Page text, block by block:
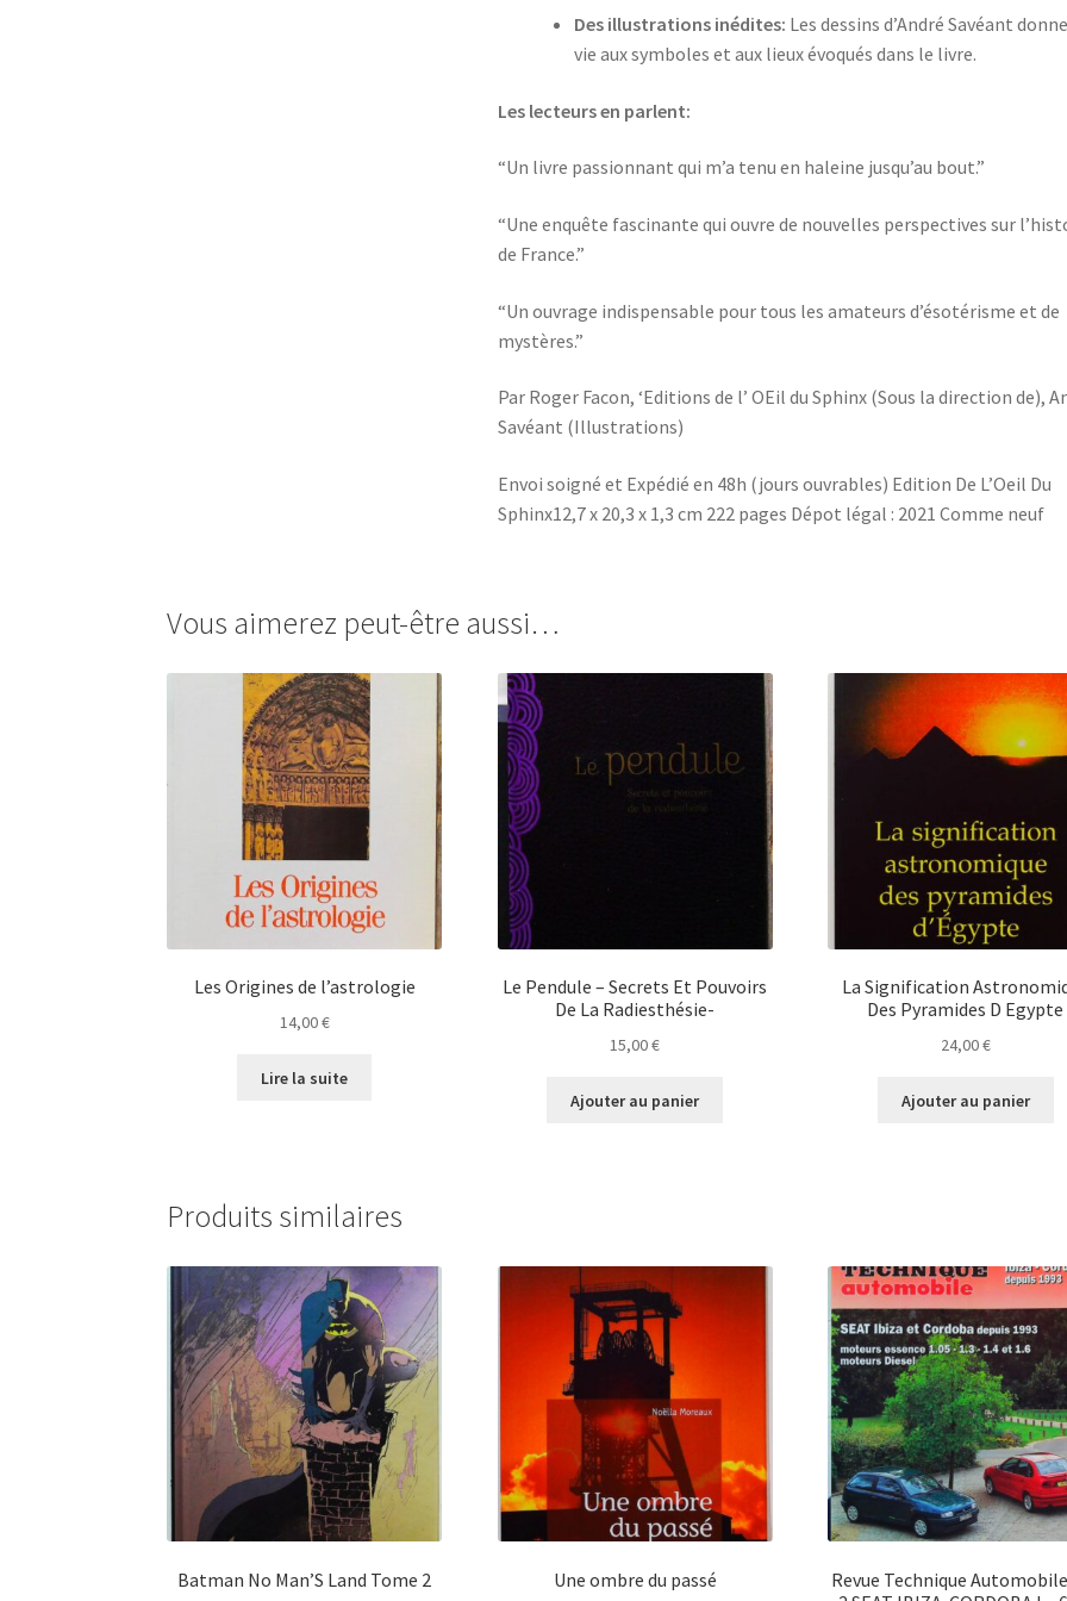
Des illustrations inédites: Les dessins d’André Savéant
vie aux symboles et aux lieux évoqués dans le livre.
Les lecteurs en parlent:
“Un livre passionnant qui m’a tenu en haleine jusqu’au bout.”
“Une enquête fascinante qui ouvre de nouvelles perspectives sur
de France.”
“Un ouvrage indispensable pour tous les amateurs d’ésotérisme et de
mystères.”
Par Roger Facon, ‘Editions de l’ OEil du Sphinx (Sous la direction de),
Savéant (Illustrations)
Envoi soigné et Expédié en 48h (jours ouvrables) Edition De L’Oeil Du
Sphinx12,7 x 20,3 x 1,3 cm 222 pages Dépot légal : 2021 Comme neuf
Vous aimerez peut-être aussi…
Les Origines de l’astrologie
14,00€
Lire la suite
Le Pendule – Secrets Et Pouvoirs
De La Radiesthésie-
15,00€
Ajouter au panier
La Signification
Des Pyramides D Egypte
24,00€
Ajouter au panier
Produits similaires
Batman No Man’S Land Tome 2 Une ombre du passé
Revue Technique